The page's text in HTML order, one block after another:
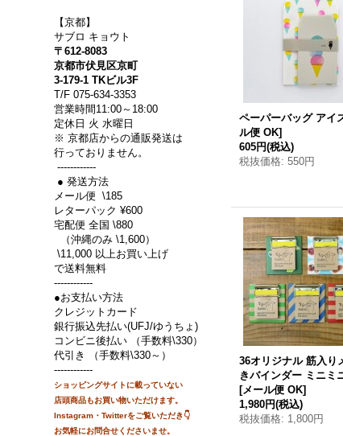
【京都】
サブロ キョウト
〒612-8083
京都市伏見区京町
3-179-1 TKビル3F
T/F 075-634-3353
営業時間11:00～18:00
定休日 火 水曜日
※ 京都店からの通販発送は
行っておりません。
------------
● 発送方法
メール便 \185
レターパック ¥600
宅配便 全国 \880
（沖縄のみ \1,600）
\11,000 以上お買い上げ
で送料無料
------------
●お支払い方法
クレジットカード
銀行振込先払い(UFJ/ゆうちょ)
コンビニ後払い （手数料\330）
代引き （手数料\330～）
------------
ショッピングサイトに載っていない
店頭商品もお買い物いただけます。
Instagram・Twitterをご覧いただき👇
お気軽にお問合せくださいませ。
ペーパーバッグ アイ
ル便 OK]
605円(税込)
税抜価格: 550円
36オリジナル 筋入り
きバインダー ミニミ
[メール便 OK]
1,980円(税込)
税抜価格: 1,800円